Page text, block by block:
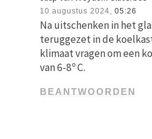
10 augustus 2024, 05:26
Na uitschenken in het
teruggezet in de
klimaat vragen om een
van 6-8º C.
BEANTWOORDEN